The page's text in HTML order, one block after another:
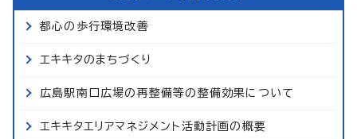
都心の歩行環境改善
エキキタのまちづくり
広島駅南口広場の再整備等の整備効果について
エキキタエリアマネジメント活動計画の概要